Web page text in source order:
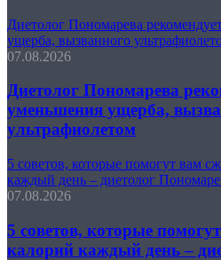
Диетолог Пономарева
ущерба, вызванного
07.08.2026
Диетолог Пономарева
уменьшения ущерба,
ультрафиолетом
5 советов, которые помогут вам
каждый день – диетолог
07.08.2026
5 советов, которые
калорий каждый день –